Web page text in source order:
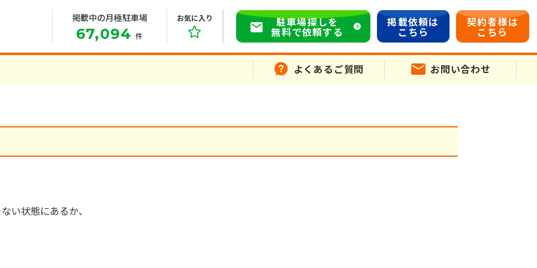
掲載中の月極駐車場
67,094 件
お気に入り 駐車場探しを
無料で依頼する
掲載依頼は
こちら
契約者様は
こちら
よくあるご質問 お問い合わせ
い状態にあるか、